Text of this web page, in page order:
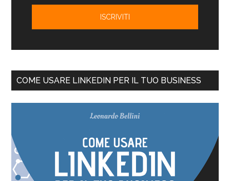
COME USARE LINKEDIN PER IL TUO BUSINESS